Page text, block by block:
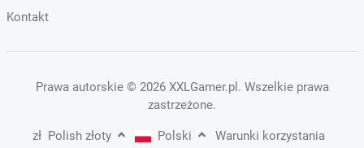
Kontakt
Prawa autorskie © 2026 XXLGamer.pl . Wszelkie prawa
zastrzeżone.
zł Polish złoty Polski
Warunki korzystania